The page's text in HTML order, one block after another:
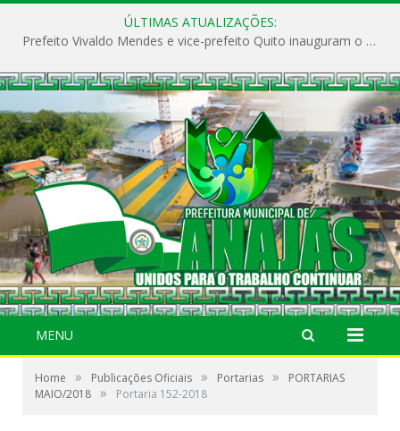
ÚLTIMAS ATUALIZAÇÕES:
Prefeito Vivaldo Mendes e vice-prefeito Quito inauguram o CAPS e fortalecem a saúde pública em Anajás.
MENU
Home » Publicações Oficiais » Portarias »
PORTARIAS
MAIO/2018 » Portaria 152-2018